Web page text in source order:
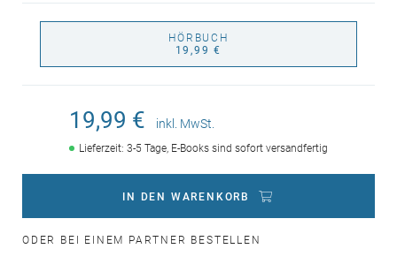
HÖRBUCH
19,99 €
19,99 € inkl. MwSt.
Lieferzeit: 3-5 Tage, E-Books sind sofort versandfertig
IN DEN WARENKORB
ODER BEI EINEM PARTNER BESTELLEN